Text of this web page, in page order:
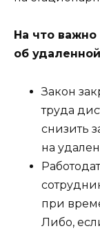
На что важно
об
Закон
труда
снизить
на
при
Либо,